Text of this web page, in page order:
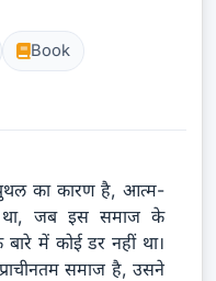
Book
का कारण है, आत्म-
था, जब इस समाज के
में कोई डर नहीं था।
समाज है, उसने